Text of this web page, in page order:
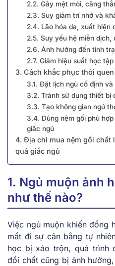
2.2. Gây mệt mỏi, căng
2.3. Suy giảm trí nhớ và
2.4. Lão hóa da, xuất hiện
2.5. Suy yếu hệ miễn dịch,
2.6. Ảnh hưởng đến tình
2.7. Giảm hiệu suất học
3. Cách khắc phục thói
3.1. Đặt lịch ngủ cố định
3.2. Tránh sử dụng thiết bị
3.3. Tạo không gian ngủ
3.4. Dùng nệm gối phù
giấc ngủ
4. Địa chỉ mua nệm gối chất
quả giấc ngủ
1. Ngủ muộn ảnh
như thế nào?
Việc ngủ muộn khiến đồng
mất đi sự cân bằng tự
học bị xáo trộn, quá trình
đổi chất cũng bị ảnh